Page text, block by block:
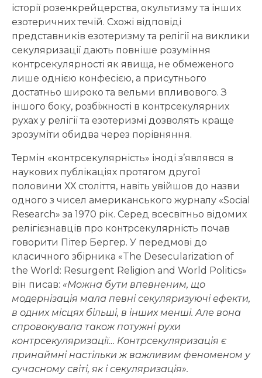
історії розенкрейцерства, окультизму та інших
езотеричних течій. Схожі відповіді
представників езотеризму та релігії на виклики
секуляризації дають повніше розуміння
контрсекулярності як явища, не обмеженого
лише однією конфесією, а присутнього
достатньо широко та вельми впливового. З
іншого боку, розбіжності в контрсекулярних
рухах у релігії та езотеризмі дозволять краще
зрозуміти обидва через порівняння.
Термін «контрсекулярність» іноді з’являвся в
наукових публікаціях протягом другої
половини ХХ століття, навіть увійшов до назви
одного з чисел американського журналу «Social
Research» за 1970 рік. Серед всесвітньо відомих
релігієзнавців про контрсекулярність почав
говорити Пітер Бергер. У передмові до
класичного збірника «The Desecularization of
the World: Resurgent Religion and World Politics»
він писав: «Можна бути впевненим, що
модернізація мала певні секуляризуючі ефекти,
в одних місцях більші, в інших менші. Але вона
спровокувала також потужні рухи
контрсекуляризації… Контрсекуляризація є
принаймні настільки ж важливим феноменом у
сучасному світі, як і секуляризація».